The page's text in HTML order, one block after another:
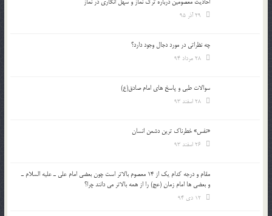
چه نظراتی در مورد دجال وجود دارد؟
سوالات طبی و پاسخ های امام صادق(ع)
«نفس» خطرناک ترین دشمن انسان
مقام و درجه كدام يك از 14 معصوم بالاتر است چون بعضي امام علي ـ عليه السلام ـ
و بعضي ها امام زمان (عج) را از همه بالاتر مي دانند چرا؟